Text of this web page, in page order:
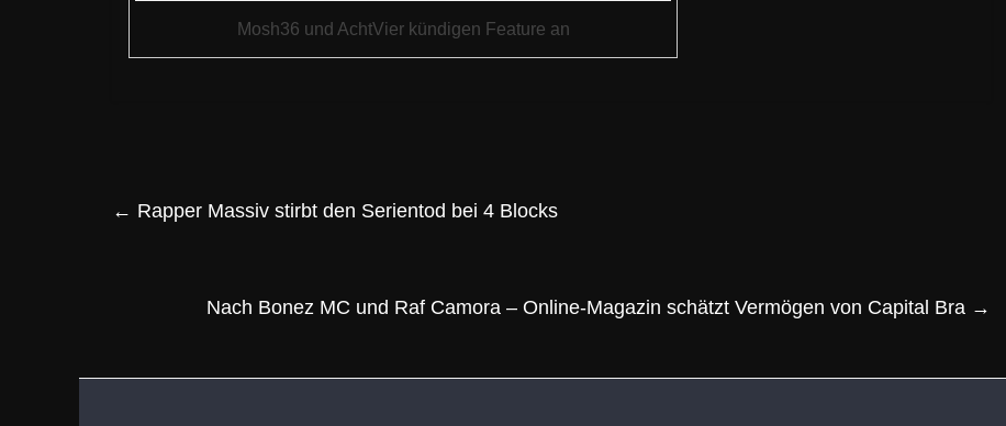
Mosh36 und AchtVier kündigen Feature an
← Rapper Massiv stirbt den Serientod bei 4 Blocks
Nach Bonez MC und Raf Camora – Online-Magazin schätzt Vermögen von Capital Bra →